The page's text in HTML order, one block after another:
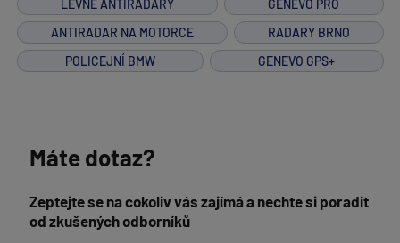
LEVNÉ ANTIRADARY
GENEVO PRO
ANTIRADAR NA MOTORCE
RADARY BRNO
POLICEJNÍ BMW
GENEVO GPS+
Máte dotaz?
Zeptejte se na cokoliv vás zajímá a nechte si poradit
od zkušených odborníků